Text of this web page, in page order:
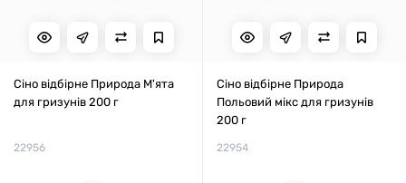
Сіно відбірне Природа М'ята
для гризунів 200 г
22956
Сіно відбірне Природа
Польовий мікс для гризунів
200 г
22954